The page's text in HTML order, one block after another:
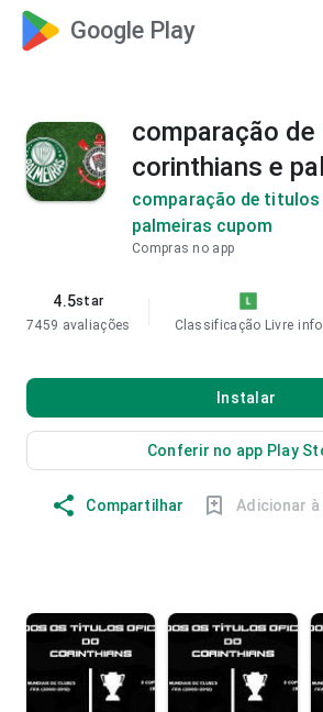
Google Play
comparação
corinthians e
comparação de
palmeiras cupom
Compras no app
4.5star
7459 avaliações
Classificação Livre info
Instalar
Conferir no app Play
Compartilhar Adicionar